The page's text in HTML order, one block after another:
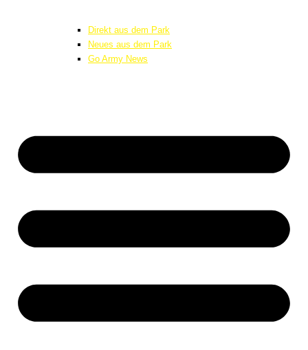
Direkt aus dem Park
Neues aus dem Park
Go Army News